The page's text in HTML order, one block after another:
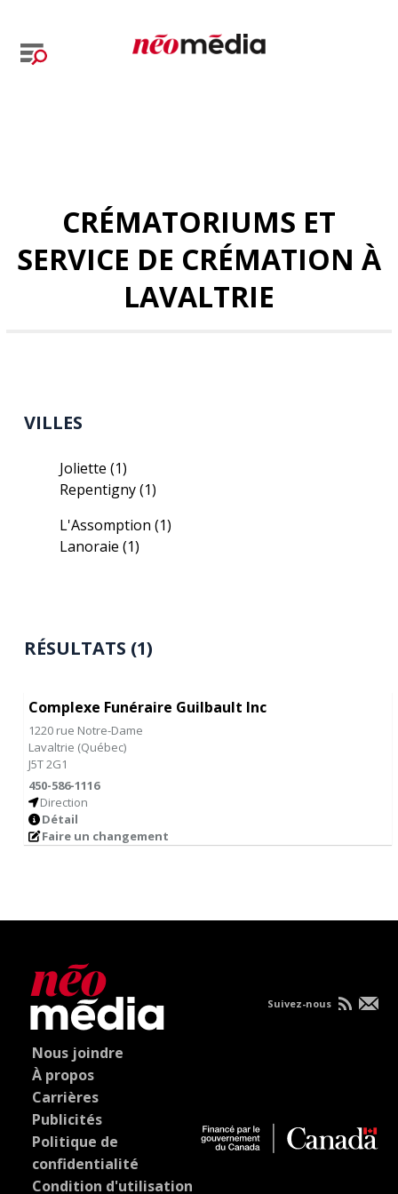
CRÉMATORIUMS ET
SERVICE DE CRÉMATION À
LAVALTRIE
VILLES
Joliette(1)
Repentigny(1)
L'Assomption(1)
Lanoraie(1)
RÉSULTATS (1)
Complexe Funéraire Guilbault Inc
1220 rue Notre-Dame
Lavaltrie (Québec)
J5T 2G1
450-586-1116
Direction
Détail
Faire un changement
Nous joindre
À propos
Carrières
Publicités
Politique de
confidentialité
Condition d'utilisation
Suivez-nous